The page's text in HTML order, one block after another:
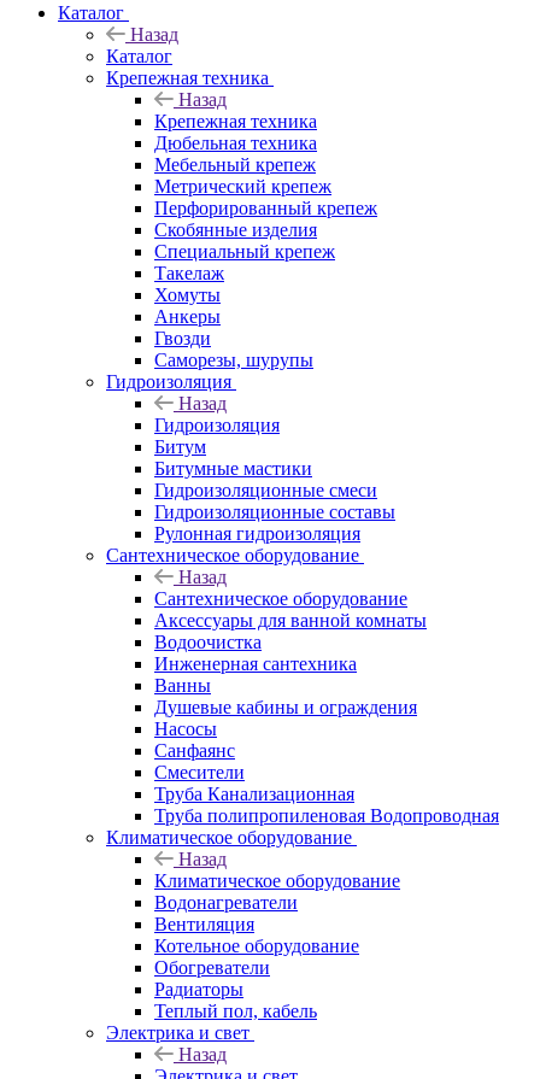
Каталог
Назад
Каталог
Крепежная техника
Назад
Крепежная техника
Дюбельная техника
Мебельный крепеж
Метрический крепеж
Перфорированный крепеж
Скобянные изделия
Специальный крепеж
Такелаж
Хомуты
Анкеры
Гвозди
Саморезы, шурупы
Гидроизоляция
Назад
Гидроизоляция
Битум
Битумные мастики
Гидроизоляционные смеси
Гидроизоляционные составы
Рулонная гидроизоляция
Сантехническое оборудование
Назад
Сантехническое оборудование
Аксессуары для ванной комнаты
Водоочистка
Инженерная сантехника
Ванны
Душевые кабины и ограждения
Насосы
Санфаянс
Смесители
Труба Канализационная
Труба полипропиленовая Водопроводная
Климатическое оборудование
Назад
Климатическое оборудование
Водонагреватели
Вентиляция
Котельное оборудование
Обогреватели
Радиаторы
Теплый пол, кабель
Электрика и свет
Назад